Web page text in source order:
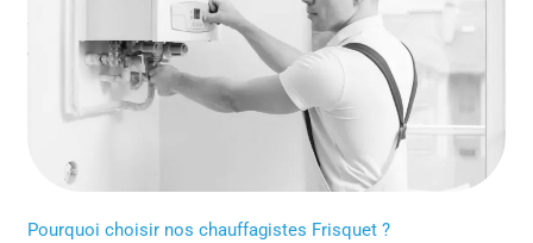
Pourquoi choisir nos chauffagistes Frisquet ?